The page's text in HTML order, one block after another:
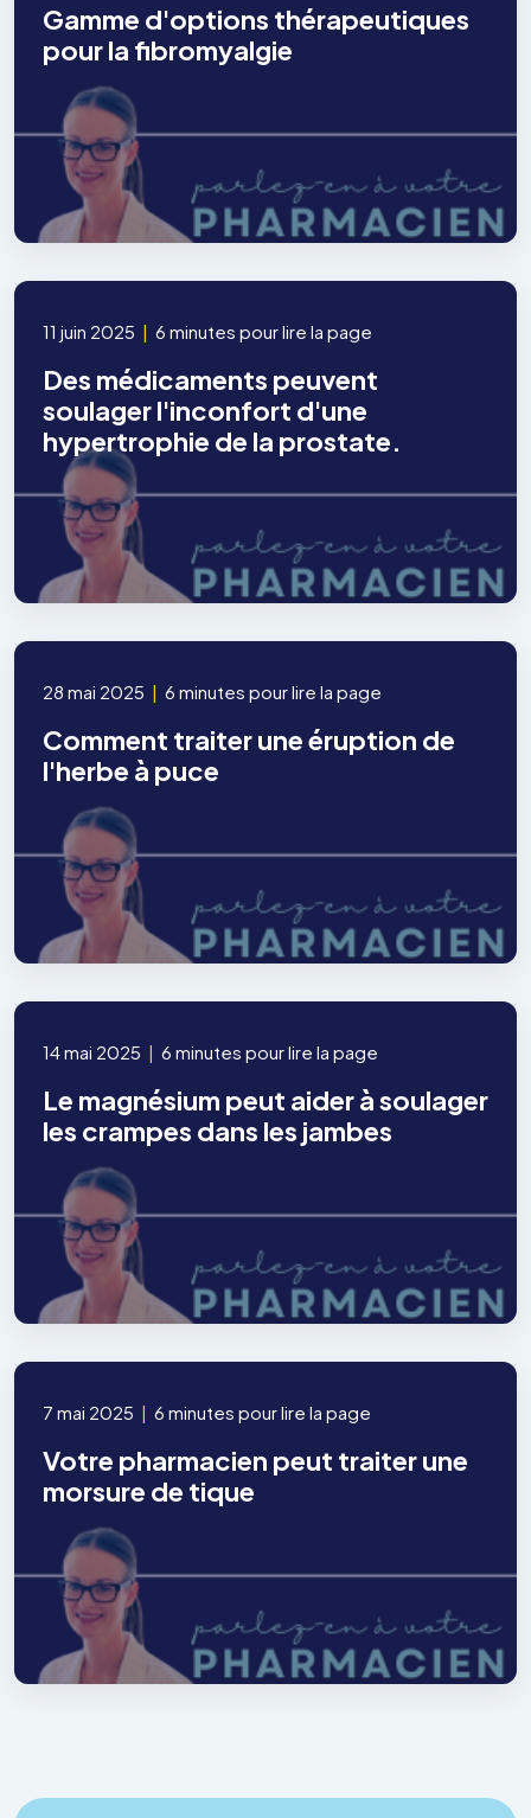
Gamme d'options thérapeutiques
pour la fibromyalgie
11 juin 2025 | 6 minutes pour lire la page
Des médicaments peuvent
soulager l'inconfort d'une
hypertrophie de la prostate.
28 mai 2025 | 6 minutes pour lire la page
Comment traiter une éruption de
l'herbe à puce
14 mai 2025 | 6 minutes pour lire la page
Le magnésium peut aider à soulager
les crampes dans les jambes
7 mai 2025 | 6 minutes pour lire la page
Votre pharmacien peut traiter une
morsure de tique